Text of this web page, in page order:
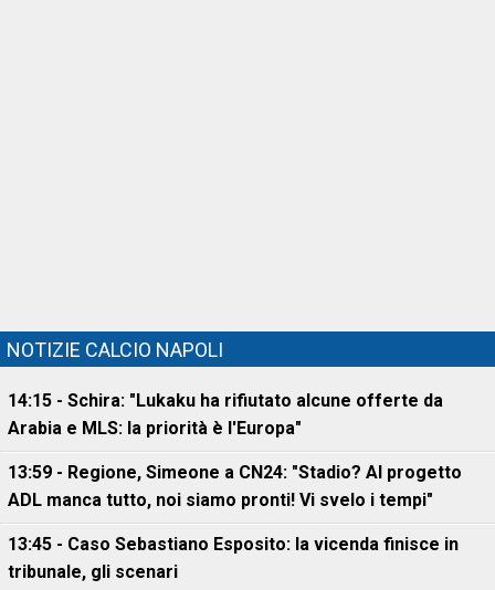
NOTIZIE CALCIO NAPOLI
14:15 - Schira: "Lukaku ha rifiutato alcune offerte da
Arabia e MLS: la priorità è l'Europa"
13:59 - Regione, Simeone a CN24: "Stadio? Al progetto
ADL manca tutto, noi siamo pronti! Vi svelo i tempi"
13:45 - Caso Sebastiano Esposito: la vicenda finisce in
tribunale, gli scenari